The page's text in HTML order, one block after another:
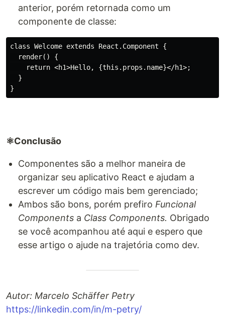
anterior, porém retornada como um
componente de classe:
class Welcome extends React.Component {
  render() {
    return <h1>Hello, {this.props.name}</h1>;
  }
⚛️Conclusão
Componentes são a melhor maneira de
organizar seu aplicativo React e ajudam a
escrever um código mais bem gerenciado;
Ambos são bons, porém prefiro Funcional
Components a Class Components. Obrigado
se você acompanhou até aqui e espero que
esse artigo o ajude na trajetória como dev.
Autor: Marcelo Schäffer Petry
https://linkedin.com/in/m-petry/